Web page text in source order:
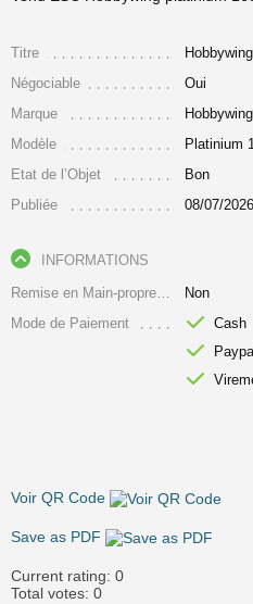
Titre
Négociable
Oui
Marque
Hobbywing
Modèle
Platinium
Etat de l’Objet
Bon
Publiée
08/07/2026
INFORMATIONS
Remise en Main-propre Uniquement
Non
Mode de Paiement
Cash
Voir QR Code
Save as PDF
Current rating: 0
Total votes: 0